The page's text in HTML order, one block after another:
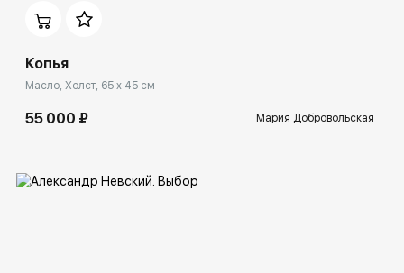
Копья
Масло, Холст, 65 x 45 см
55 000 ₽ Мария Добровольская